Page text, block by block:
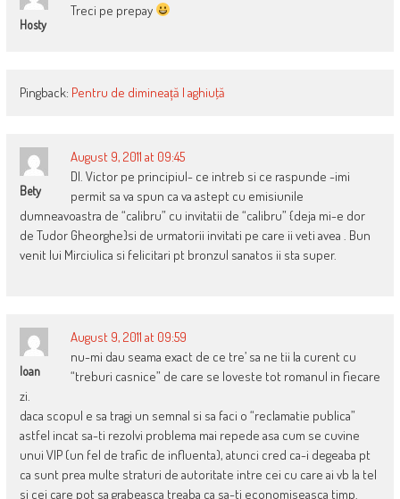
Hosty
Treci pe prepay
Pingback: Pentru de dimineață | aghiuţă
Bety
August 9, 2011 at 09:45
Dl. Victor pe principiul- ce intreb si ce raspunde -imi
permit sa va spun ca va astept cu emisiunile
dumneavoastra de “calibru” cu invitatii de “calibru” {deja mi-e dor
de Tudor Gheorghe}si de urmatorii invitati pe care ii veti avea . Bun
venit lui Mirciulica si felicitari pt bronzul sanatos ii sta super.
Ioan
August 9, 2011 at 09:59
nu-mi dau seama exact de ce tre’ sa ne tii la curent cu
“treburi casnice” de care se loveste tot romanul in fiecare
zi.
daca scopul e sa tragi un semnal si sa faci o “reclamatie publica”
astfel incat sa-ti rezolvi problema mai repede asa cum se cuvine
unui VIP (un fel de trafic de influenta), atunci cred ca-i degeaba pt
ca sunt prea multe straturi de autoritate intre cei cu care ai vb la tel
si cei care pot sa grabeasca treaba ca sa-ti economiseasca timp.